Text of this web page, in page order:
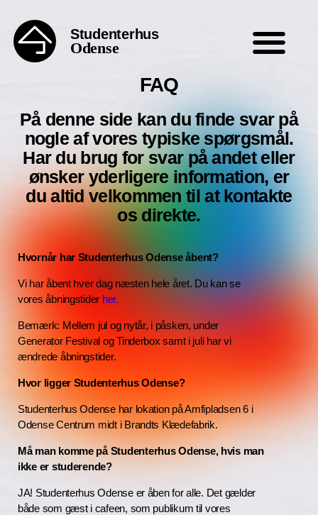
Studenterhus
Odense
FAQ
På denne side kan du finde svar på
nogle af vores typiske spørgsmål.
Har du brug for svar på andet eller
ønsker yderligere information, er
du altid velkommen til at kontakte
os direkte.
Hvornår har Studenterhus Odense åbent?
Vi har åbent hver dag næsten hele året. Du kan se
vores åbningstider her.
Bemærk: Mellem jul og nytår, i påsken, under
Generator Festival og Tinderbox samt i juli har vi
ændrede åbningstider.
Hvor ligger Studenterhus Odense?
Studenterhus Odense har lokation på Amfipladsen 6 i
Odense Centrum midt i Brandts Klædefabrik.
Må man komme på Studenterhus Odense, hvis man
ikke er studerende?
JA! Studenterhus Odense er åben for alle. Det gælder
både som gæst i cafeen, som publikum til vores